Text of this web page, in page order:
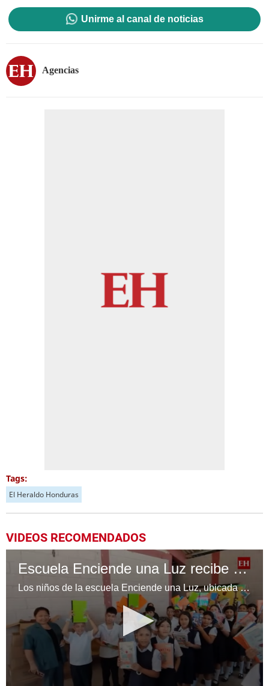
Unirme al canal de noticias
Agencias
Tags:
El Heraldo Honduras
VIDEOS RECOMENDADOS
Escuela Enciende una Luz recibe cuadernos Quick, gracias a la Maratón del Saber
Los niños de la escuela Enciende una Luz, ubicada en la colonia Altos de Santa Rosa, al sur de Tegucigalpa, recibieron cuadernos Quick como parte de la Campaña Maratón del Saber.